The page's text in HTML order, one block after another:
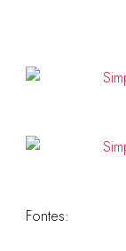
Fontes: